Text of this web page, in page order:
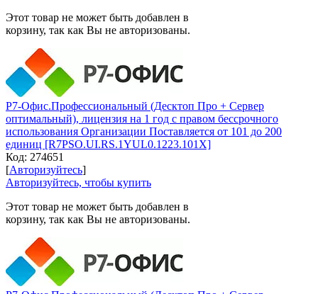
Этот товар не может быть добавлен в
корзину, так как Вы не авторизованы.
Р7-Офис.Профессиональный (Десктоп Про + Сервер
оптимальный), лицензия на 1 год с правом бессрочного
использования Организации Поставляется от 101 до 200
единиц [R7PSO.UI.RS.1YUL0.1223.101X]
Код: 274651
[Авторизуйтесь]
Авторизуйтесь, чтобы купить
Этот товар не может быть добавлен в
корзину, так как Вы не авторизованы.